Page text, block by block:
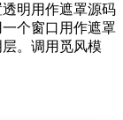
明用作遮罩源码
个窗口用作遮罩
。调用觅风模